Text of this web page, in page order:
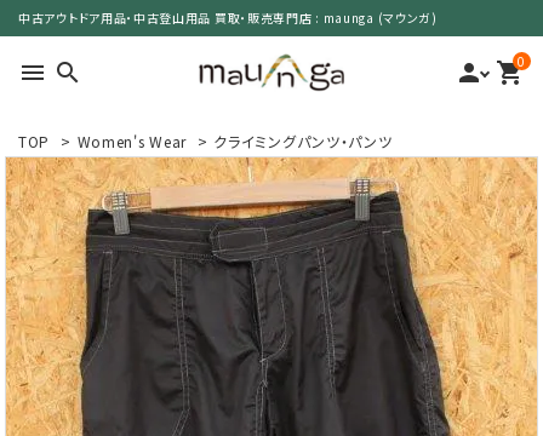
中古アウトドア用品・中古登山用品 買取・販売専門店 : maunga (マウンガ)
menu search person 0
shopping_cart
search
カテゴリーで選ぶ
サイズで選ぶ
特集で選ぶ
価格で選ぶ
TOP > Women's Wear > クライミングパンツ・パンツ